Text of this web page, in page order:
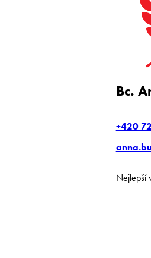
Bc.
+420
Nejlepší